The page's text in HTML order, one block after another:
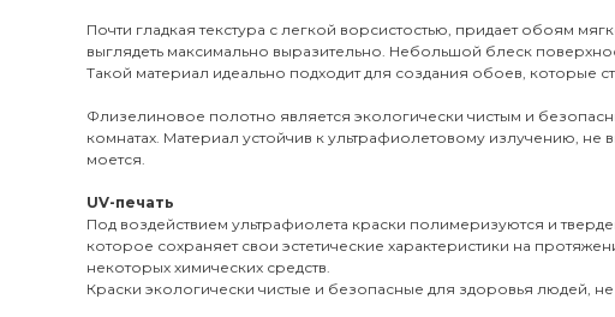
Почти гладкая текстура с легкой ворсистостью, придает обоям
выглядеть максимально выразительно. Небольшой блеск
Такой материал идеально подходит для создания обоев, которые
Флизелиновое полотно является экологически чистым и
комнатах. Материал устойчив к ультрафиолетовому излучению, не
моется.
UV-печать
Под воздействием ультрафиолета краски полимеризуются и
которое сохраняет свои эстетические характеристики на
некоторых химических средств.
Краски экологически чистые и безопасные для здоровья людей,